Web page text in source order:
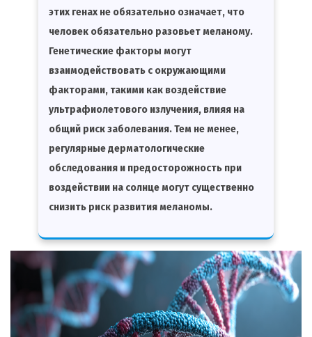
этих генах не обязательно означает, что
человек обязательно разовьет меланому.
Генетические факторы могут
взаимодействовать с окружающими
факторами, такими как воздействие
ультрафиолетового излучения, влияя на
общий риск заболевания. Тем не менее,
регулярные дерматологические
обследования и предосторожность при
воздействии на солнце могут существенно
снизить риск развития меланомы.